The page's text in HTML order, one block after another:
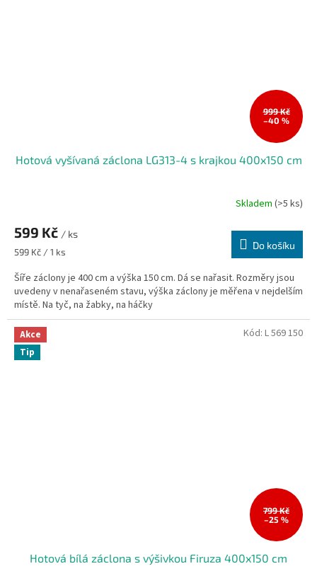
999 Kč
–40 %
Hotová vyšívaná záclona LG313-4 s krajkou 400x150 cm
Skladem (>5 ks)
599 Kč / ks
Měrná
599 Kč / 1 ks
Do košíku
Šíře záclony je 400 cm a výška 150 cm. Dá se nařasit. Rozměry jsou
uvedeny v nenařaseném stavu, výška záclony je měřena v nejdelším
místě. Na tyč, na žabky, na háčky
Akce
Tip
799 Kč
–25 %
Hotová bílá záclona s výšivkou Firuza 400x150 cm
Kód: L 569 150